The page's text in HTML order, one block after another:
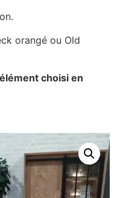
orangé ou Old
choisi en